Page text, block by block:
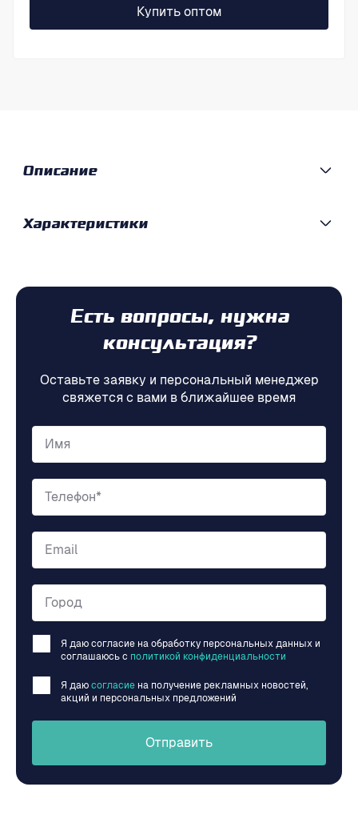
Купить оптом
Описание
Характеристики
Есть вопросы, нужна
консультация?
Оставьте заявку и персональный менеджер
свяжется с вами в ближайшее время
Имя
Телефон*
Email
Город
Я даю согласие на обработку персональных данных и
соглашаюсь c политикой конфиденциальности
Я даю согласие на получение рекламных новостей,
акций и персональных предложений
Отправить